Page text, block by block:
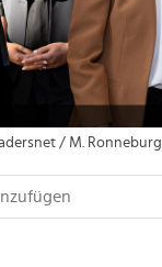
/ M. Ronneburg